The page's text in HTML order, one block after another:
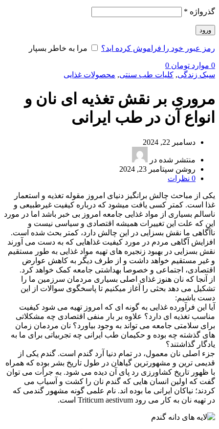
گذرواژه *
ورود
رمز عبور خود را فراموش کرده اید؟ مرا به خاطر بسپار
0 موارد تومان
سبک زندگی, کلیات طب سنتی, محصولات غذایی
مروری بر نقش تغذیه ای نان و
انواع آن در طب ایرانی
دسامبر 22, 2024
منتشر شده در
روشن سپتامبر 23, 2024
0 نظرات
یکی از مباحث چالش برانگیز دنیای امروز مقوله تغذیه و استعمار
غذا است. کمتر کسی یافت میشود که درباره کیفیت غیرطبیعی و
ناسالم بسیاری از مواد غذایی جامعه امروز بی خبر باشد اما در مورد
این که علت این تغییرات همیشه اقتصادی و سیاسی نیست و
ناآگاهی ما نقش بسزایی در این چالش دارد، کمتر بحث شده است.
افزایش آگاهی مردم در مورد کیفیت غذاهایی که به دست می آورند
نقش بسزایی در بهبود زنجیره های تهیه مواد غذایی به طور مستقیم
و غیر مستقیم خواهد داشت و از طرف دیگر به کاهش عوارض
اقتصادی، اجتماعی و خصوصا بهداشتی جامعه کمک خواهد کرد.
از آنجا که نان هنوز غذای اصلی بسیاری مردمان سرزمین ما را
تشکیل می دهد بحثی را آغاز میکنیم تا پاسخگوی سوالات از این
دست باشیم:
آیا این فرآورده غذایی به گونه ای که امروز تهیه می شود کیفیت
مناسب تغذیه ای دارد؟ علاوه بر بار منفی اقتصادی چه مشکلاتی
برای سلامتی جامعه می تواند به وجود بیاورد؟ نان مردمان زمان
های گذشته چه بوده و حکیمان طب ایرانی چه تجربیاتی برای ما به
یادگار گذاشتند؟
جزء اصلی نان معمول، در تمام دنیا آرد گندم است. گندم یکی از
قدیمی ترین و مشهورترین گیاهان در طول تاریخ بشر بوده که همراه
با ظهور تاریخ کشاورزی رد پای آن دیده می شود. به جرأت می توان
گفت که اولین انسان هایی که گندم نان را کشت و آسیاب می
کردند؛ نیاکان ایرانی ما بوده اند. نام علمی گونه مشهور گندمی که
در تهیه نان به کار می رود Triticum aestivum است.